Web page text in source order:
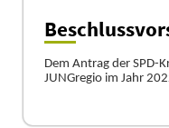
Dem Antrag der SPD-
JUNGregioim Jahr